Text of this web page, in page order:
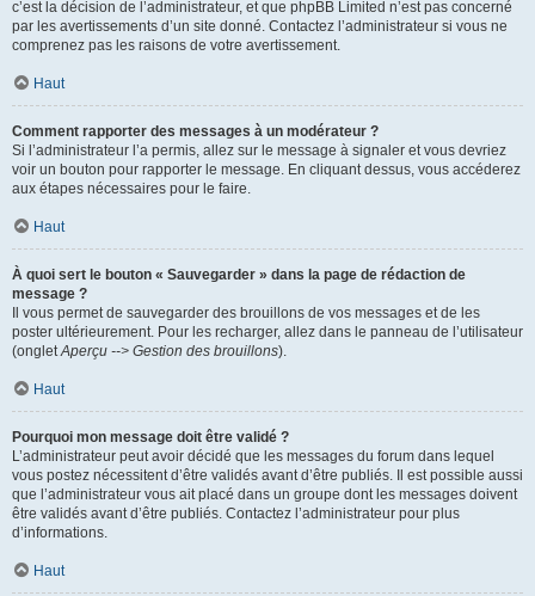
c’est la décision de l’administrateur, et que phpBB Limited n’est pas concerné
par les avertissements d’un site donné. Contactez l’administrateur si vous ne
comprenez pas les raisons de votre avertissement.
Haut
Comment rapporter des messages à un modérateur ?
Si l’administrateur l’a permis, allez sur le message à signaler et vous devriez
voir un bouton pour rapporter le message. En cliquant dessus, vous accéderez
aux étapes nécessaires pour le faire.
Haut
À quoi sert le bouton « Sauvegarder » dans la page de rédaction de
message ?
Il vous permet de sauvegarder des brouillons de vos messages et de les
poster ultérieurement. Pour les recharger, allez dans le panneau de l’utilisateur
(ongletAperçu --> Gestion des brouillons).
Haut
Pourquoi mon message doit être validé ?
L’administrateur peut avoir décidé que les messages du forum dans lequel
vous postez nécessitent d’être validés avant d’être publiés. Il est possible aussi
que l’administrateur vous ait placé dans un groupe dont les messages doivent
être validés avant d’être publiés. Contactez l’administrateur pour plus
d’informations.
Haut